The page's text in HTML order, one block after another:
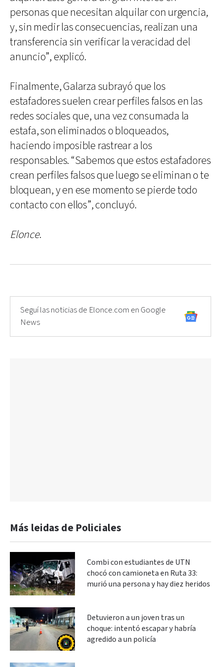
personas que necesitan alquilar con urgencia,
y, sin medir las consecuencias, realizan una
transferencia sin verificar la veracidad del
anuncio”, explicó.
Finalmente, Galarza subrayó que los
estafadores suelen crear perfiles falsos en las
redes sociales que, una vez consumada la
estafa, son eliminados o bloqueados,
haciendo imposible rastrear a los
responsables. “Sabemos que estos estafadores
crean perfiles falsos que luego se eliminan o te
bloquean, y en ese momento se pierde todo
contacto con ellos”, concluyó.
Elonce.
Seguí las noticias de Elonce.com en Google
News
Más leidas de Policiales
Combi con estudiantes de UTN
chocó con camioneta en Ruta 33:
murió una persona y hay diez heridos
Detuvieron a un joven tras un
choque: intentó escapar y habría
agredido a un policía